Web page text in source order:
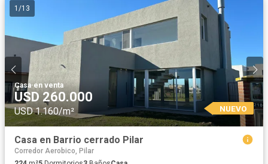
1 /13
Casa·en venta
USD 260.000
USD 1.160/m² NUEVO
Casa en Barrio cerrado Pilar
Corredor Aerobico, Pilar